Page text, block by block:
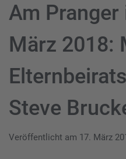
Am
März 2018:
Steve
Veröffentlicht am 17. März